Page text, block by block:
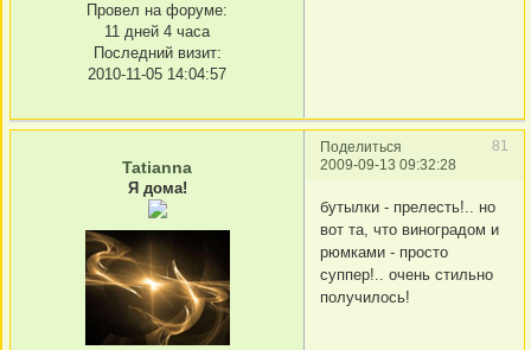
Провел на форуме:
11 дней 4 часа
Последний визит:
2010-11-05 14:04:57
Поделиться
81
2009-09-13 09:32:28
Tatianna
Я дома!
бутылки - прелесть!.. но
вот та, что виноградом и
рюмками - просто
суппер!.. очень стильно
получилось!